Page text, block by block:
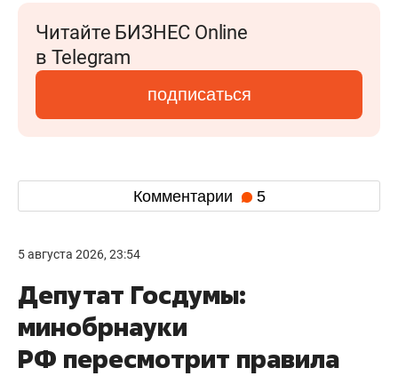
Читайте БИЗНЕС Online
в Telegram
подписаться
Комментарии 5
5 августа 2026, 23:54
Депутат Госдумы:
минобрнауки
РФ пересмотрит правила